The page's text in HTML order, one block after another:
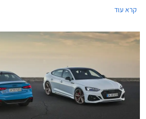
שודרגו אבזור הנוחות והבטיחות.
קרא עוד